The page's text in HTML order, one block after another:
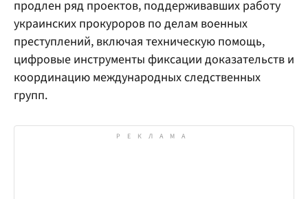
продлен ряд проектов, поддерживавших работу
украинских прокуроров по делам военных
преступлений, включая техническую помощь,
цифровые инструменты фиксации доказательств и
координацию международных следственных
групп.